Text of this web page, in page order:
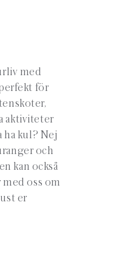
med
för
aktiviteter
ha kul? Nej
och
kan också
oss om
er